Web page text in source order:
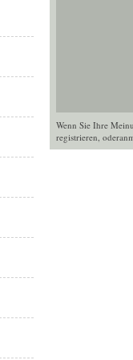
Wenn Sie Ihre
registrieren, oder